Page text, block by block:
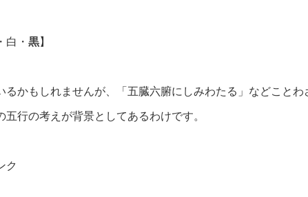
白・ 黒】
るかもしれませんが、「五臓六腑にしみわたる」などこと
五行の考えが背景としてあるわけです。
ク